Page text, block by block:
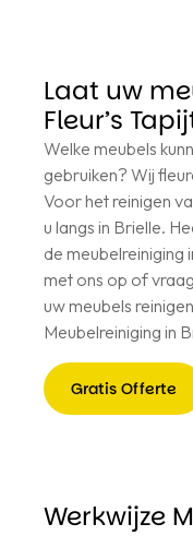
Laat uw
Fleur’s
Welke meubels
gebruiken? Wij
Voor het reinigen
u langs in Brielle.
de meubelreiniging
met ons op of
uw meubels
Meubelreiniging in
Gratis Offerte
Werkwijze